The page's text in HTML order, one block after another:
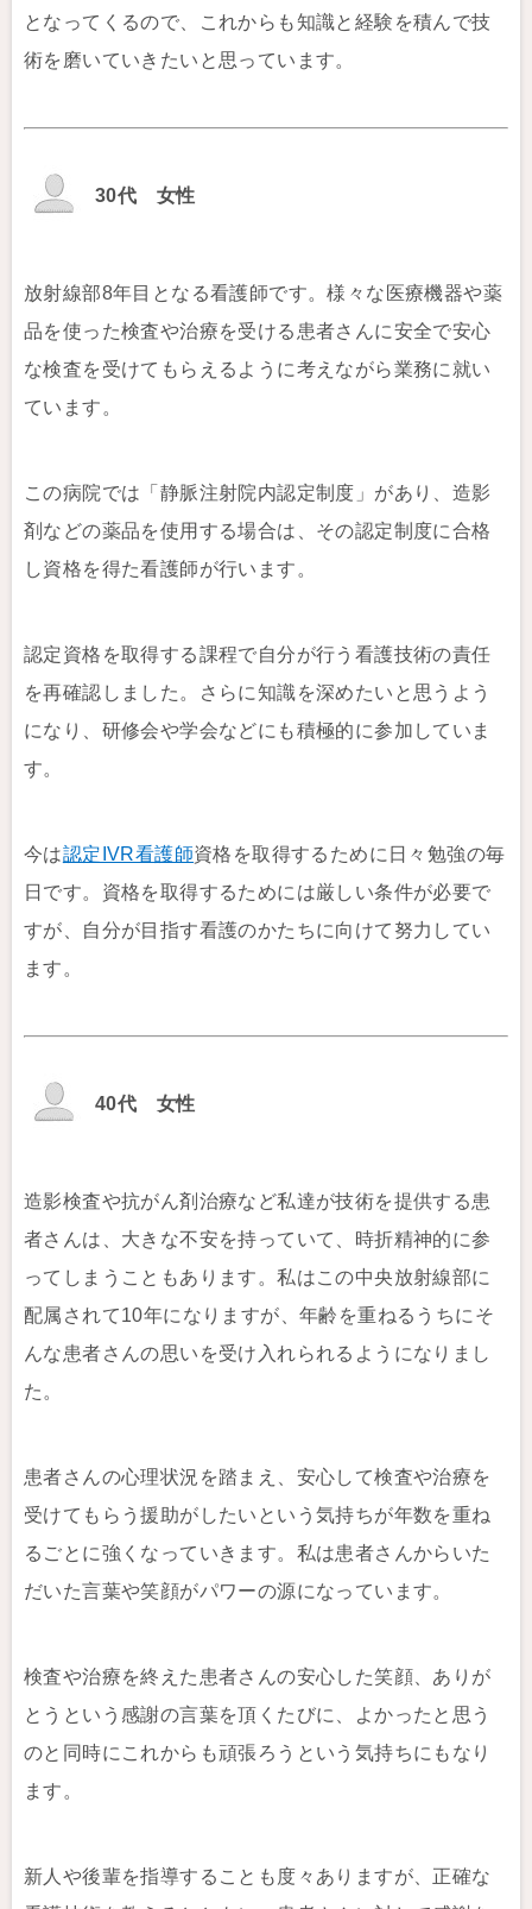
となってくるので、これからも知識と経験を積んで技
術を磨いていきたいと思っています。
30代 女性
放射線部8年目となる看護師です。様々な医療機器や薬
品を使った検査や治療を受ける患者さんに安全で安心
な検査を受けてもらえるように考えながら業務に就い
ています。
この病院では「静脈注射院内認定制度」があり、造影
剤などの薬品を使用する場合は、その認定制度に合格
し資格を得た看護師が行います。
認定資格を取得する課程で自分が行う看護技術の責任
を再確認しました。さらに知識を深めたいと思うよう
になり、研修会や学会などにも積極的に参加していま
す。
今は認定IVR看護師資格を取得するために日々勉強の毎
日です。資格を取得するためには厳しい条件が必要で
すが、自分が目指す看護のかたちに向けて努力してい
ます。
40代 女性
造影検査や抗がん剤治療など私達が技術を提供する患
者さんは、大きな不安を持っていて、時折精神的に参
ってしまうこともあります。私はこの中央放射線部に
配属されて10年になりますが、年齢を重ねるうちにそ
んな患者さんの思いを受け入れられるようになりまし
た。
患者さんの心理状況を踏まえ、安心して検査や治療を
受けてもらう援助がしたいという気持ちが年数を重ね
るごとに強くなっていきます。私は患者さんからいた
だいた言葉や笑顔がパワーの源になっています。
検査や治療を終えた患者さんの安心した笑顔、ありが
とうという感謝の言葉を頂くたびに、よかったと思う
のと同時にこれからも頑張ろうという気持ちにもなり
ます。
新人や後輩を指導することも度々ありますが、正確な